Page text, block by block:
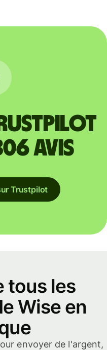
avis
Trustpilot
tous les
Wise en
envoyer de l'argent,